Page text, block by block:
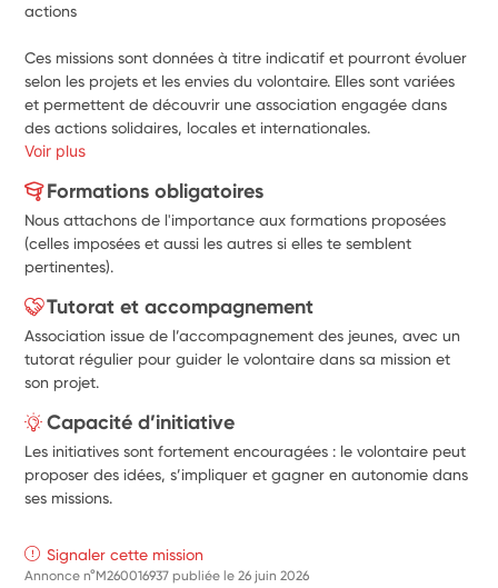
actions
Ces missions sont données à titre indicatif et pourront évoluer
selon les projets et les envies du volontaire. Elles sont variées
et permettent de découvrir une association engagée dans
des actions solidaires, locales et internationales.
Voir plus
Formations obligatoires
Nous attachons de l'importance aux formations proposées
(celles imposées et aussi les autres si elles te semblent
pertinentes).
Tutorat et accompagnement
Association issue de l’accompagnement des jeunes, avec un
tutorat régulier pour guider le volontaire dans sa mission et
son projet.
Capacité d’initiative
Les initiatives sont fortement encouragées : le volontaire peut
proposer des idées, s’impliquer et gagner en autonomie dans
ses missions.
Signaler cette mission
Annonce n°M260016937 publiée le26 juin 2026